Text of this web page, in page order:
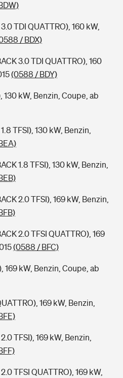
TDI QUATTRO), 160 kW,
/ BDX)
3.0 TDI QUATTRO), 160
(0588 / BDY)
130 kW, Benzin, Coupe, ab
TFSI), 130 kW, Benzin,
1.8 TFSI), 130 kW, Benzin,
2.0 TFSI), 169 kW, Benzin,
2.0 TFSI QUATTRO), 169
(0588 / BFC)
169 kW, Benzin, Coupe, ab
169 kW, Benzin,
TFSI), 169 kW, Benzin,
TFSI QUATTRO), 169 kW,